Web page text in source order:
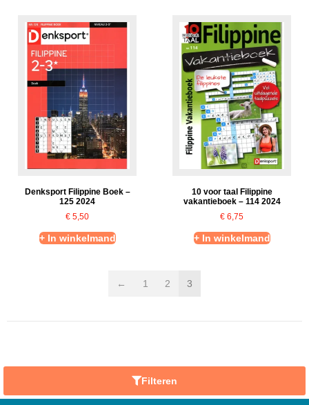
Denksport Filippine Boek –
125 2024
€ 5,50
+ In winkelmand
10 voor taal Filippine
vakantieboek – 114 2024
€ 6,75
+ In winkelmand
← 1 2 3
Filteren